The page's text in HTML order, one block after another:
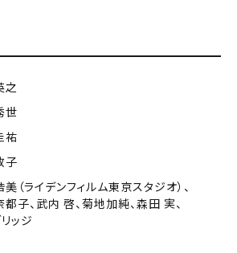
之
世
祐
子
（ライデンフィルム東京スタジオ）、
子、武内 啓、菊地加純、森田 実、
ッジ